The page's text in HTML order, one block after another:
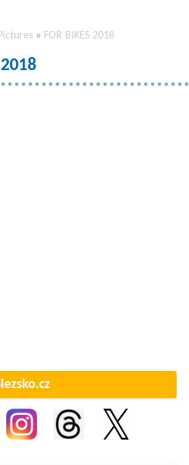
Pictures » FOR BIKES 2018